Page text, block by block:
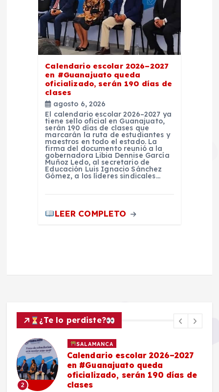
Calendario escolar 2026–2027
en #Guanajuato queda
oficializado, serán 190 días de
clases
agosto 6, 2026
El calendario escolar 2026–2027 ya
tiene sello oficial en Guanajuato,
serán 190 días de clases que
marcarán la ruta de estudiantes y
maestros en todo el estado. La
firma del documento reunió a la
gobernadora Libia Dennise García
Muñoz Ledo, al secretario de
Educación Luis Ignacio Sánchez
Gómez, a los líderes sindicales…
LEER COMPLETO
¿Te lo perdiste?
2
SALAMANCA
Calendario escolar 2026–2027
en #Guanajuato queda
oficializado, serán 190 días de
clases